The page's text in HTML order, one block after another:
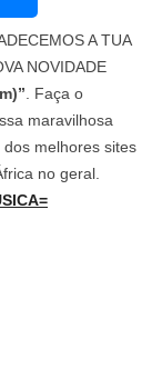
A TUA
NOVIDADE
. Faça o
maravilhosa
dos melhores sites
no geral.